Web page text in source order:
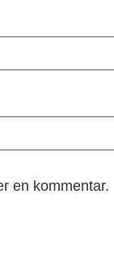
en kommentar.